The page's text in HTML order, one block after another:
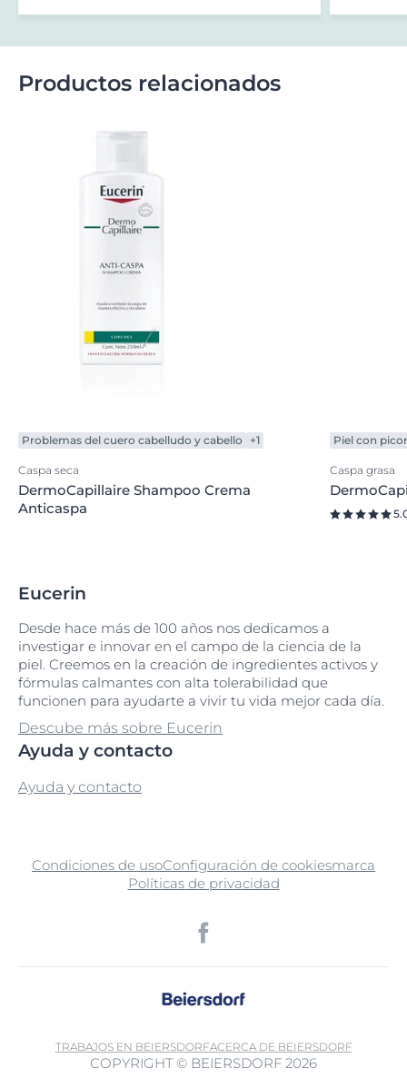
Productos relacionados
Problemas del cuero cabelludo y cabello +1
Caspa seca
DermoCapillaire Shampoo Crema
Anticaspa
Piel con picor
Caspa grasa
Eucerin
Desde hace más de 100 años nos dedicamos a
investigar e innovar en el campo de la ciencia de la
piel. Creemos en la creación de ingredientes activos y
fórmulas calmantes con alta tolerabilidad que
funcionen para ayudarte a vivir tu vida mejor cada día.
Descube más sobre Eucerin
Ayuda y contacto
Ayuda y contacto
Condiciones de usoConfiguración de cookiesmarca
Políticas de privacidad
TRABAJOS EN BEIERSDORFACERCA DE BEIERSDORF
COPYRIGHT © BEIERSDORF 2026